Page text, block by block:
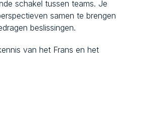
schakel tussen teams. Je
samen te brengen
beslissingen.
van het Frans en het